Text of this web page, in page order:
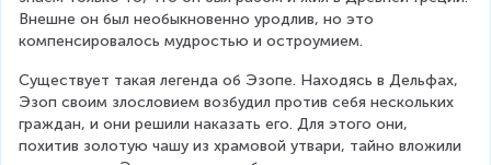
Внешне он был необыкновенно уродлив, но это
компенсировалось мудростью и остроумием.
Существует такая легенда об Эзопе. Находясь в Дельфах,
Эзоп своим злословием возбудил против себя нескольких
граждан, и они решили наказать его. Для этого они,
похитив золотую чашу из храмовой утвари, тайно вложили